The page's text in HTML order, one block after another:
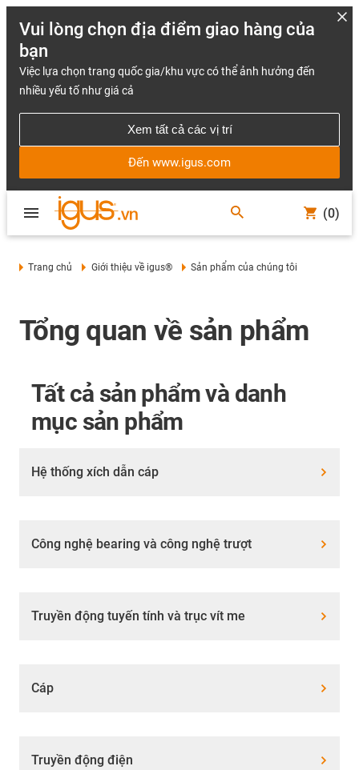
Vui lòng chọn địa điểm giao hàng của
bạn
Việc lựa chọn trang quốc gia/khu vực có thể ảnh hưởng đến
nhiều yếu tố như giá cả
Xem tất cả các vị trí
Đến www.igus.com
(0)
Trang chủ Giới thiệu về igus® Sản phẩm của chúng tôi
Tổng quan về sản phẩm
Tất cả sản phẩm và danh
mục sản phẩm
Hệ thống xích dẫn cáp
Công nghệ bearing và công nghệ trượt
Truyền động tuyến tính và trục vít me
Cáp
Truyền động điện